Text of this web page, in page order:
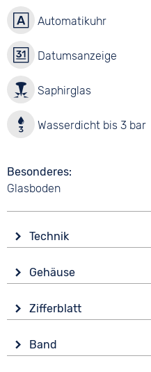
Automatikuhr
Datumsanzeige
Saphirglas
Wasserdicht bis 3 bar
Besonderes
Glasboden
Technik
Automatik
Funktionen
Datumsanzeige
Wasserdicht
3 bar
Gehäuse
Saphirglas
Form
Rund
Zifferblatt
Analog
Band